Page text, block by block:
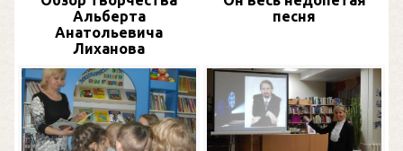
Альберта
Анатольевича
Лиханова
песня